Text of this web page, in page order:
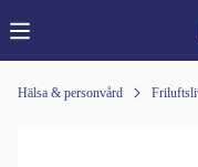
Hälsa & personvård